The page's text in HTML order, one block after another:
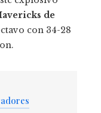
de
con 34-28